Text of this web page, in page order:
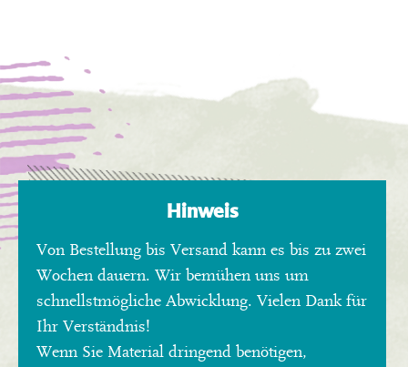
Hinweis
Von Bestellung bis Versand kann es bis zu zwei
Wochen dauern. Wir bemühen uns um
schnellstmögliche Abwicklung. Vielen Dank für
Ihr Verständnis!
Wenn Sie Material dringend benötigen,